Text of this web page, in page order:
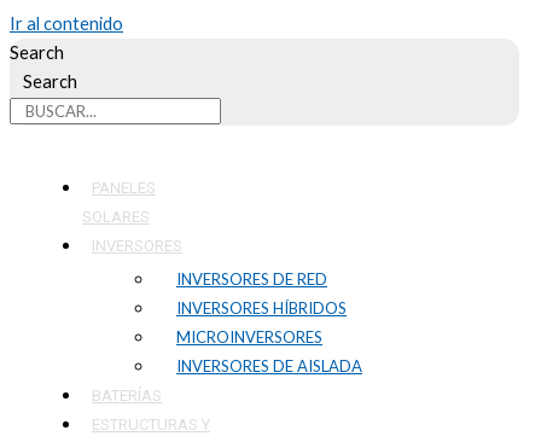
Ir al contenido
Search
Search
PANELES
SOLARES
INVERSORES
INVERSORES DE RED
INVERSORES HÍBRIDOS
MICROINVERSORES
INVERSORES DE AISLADA
BATERÍAS
ESTRUCTURAS Y